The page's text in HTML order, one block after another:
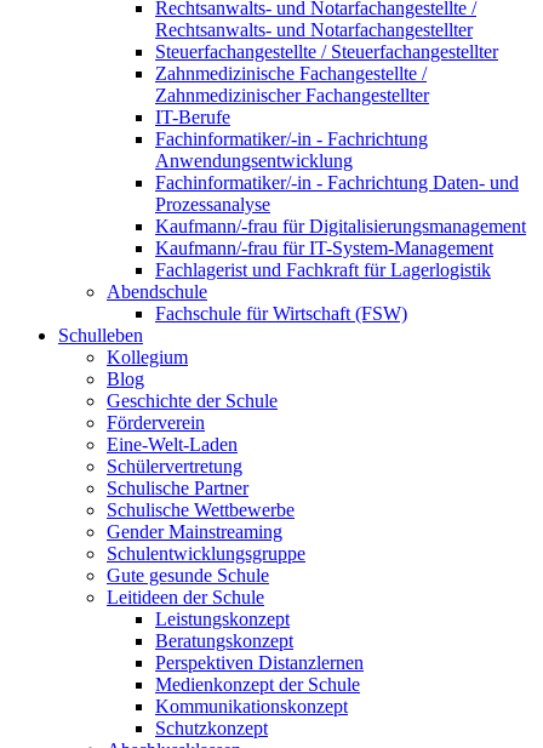
Rechtsanwalts- und Notarfachangestellte /
Rechtsanwalts- und Notarfachangestellter
Steuerfachangestellte / Steuerfachangestellter
Zahnmedizinische Fachangestellte /
Zahnmedizinischer Fachangestellter
IT-Berufe
Fachinformatiker/-in - Fachrichtung
Anwendungsentwicklung
Fachinformatiker/-in - Fachrichtung Daten- und
Prozessanalyse
Kaufmann/-frau für Digitalisierungsmanagement
Kaufmann/-frau für IT-System-Management
Fachlagerist und Fachkraft für Lagerlogistik
Abendschule
Fachschule für Wirtschaft (FSW)
Schulleben
Kollegium
Blog
Geschichte der Schule
Förderverein
Eine-Welt-Laden
Schülervertretung
Schulische Partner
Schulische Wettbewerbe
Gender Mainstreaming
Schulentwicklungsgruppe
Gute gesunde Schule
Leitideen der Schule
Leistungskonzept
Beratungskonzept
Perspektiven Distanzlernen
Medienkonzept der Schule
Kommunikationskonzept
Schutzkonzept